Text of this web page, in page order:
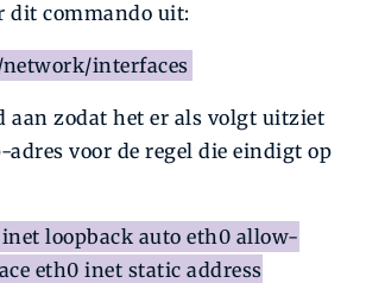
dit commando uit:
network/interfaces
aan zodat het er als volgt uitziet
voor de regel die eindigt op
loopback auto eth0 allow-
eth0 inet static address